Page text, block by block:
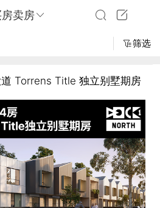
卖房
筛选
Torrens Title 独立别墅期房